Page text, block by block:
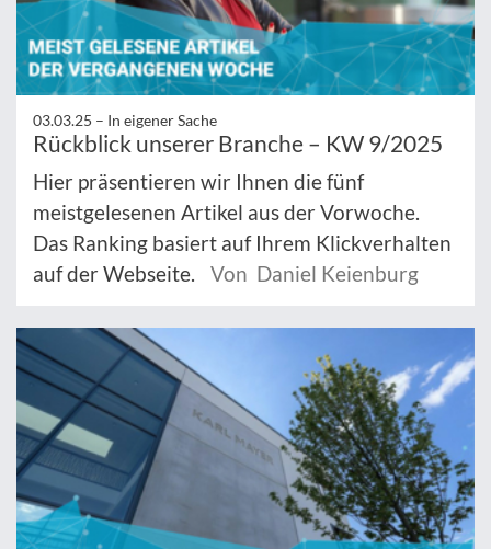
03.03.25 – In eigener Sache
Rückblick unserer Branche – KW 9/2025
Hier präsentieren wir Ihnen die fünf
meistgelesenen Artikel aus der Vorwoche.
Das Ranking basiert auf Ihrem Klickverhalten
auf der Webseite.
Von Daniel Keienburg